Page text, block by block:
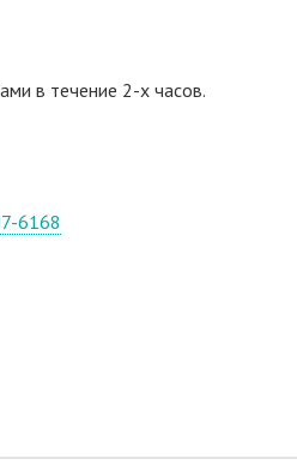
в течение 2-х часов.
6168